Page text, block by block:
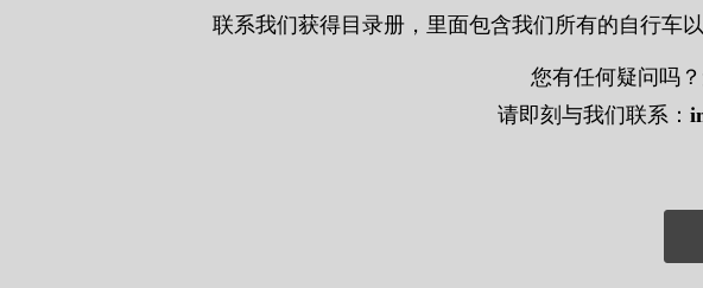
联系我们获得目录册，里面包含我们所有的自行车
您有任何疑问吗
请即刻与我们联系：